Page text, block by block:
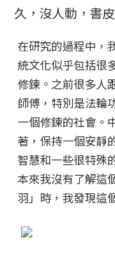
久，沒人動，書
在研究的過程中，
統文化似乎包括很
修鍊。之前很多人
師傅，特別是法輪
一個修鍊的社會。
著，保持一個安靜
智慧和一些很特殊
本來我沒有了解這
羽」時，我發現這